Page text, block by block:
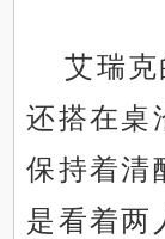
艾瑞
还搭在桌
保持着清
是看着两